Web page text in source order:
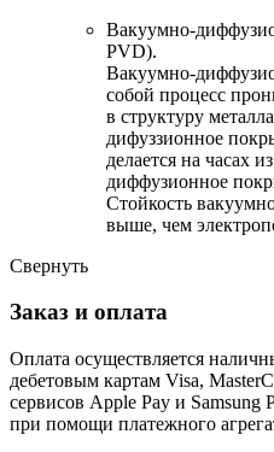
Вакуумно-
PVD).
Вакуумно-
собой процесс
в структуру
дифуззионное
делается на часах
диффузионное
Стойкость
выше, чем
Свернуть
Заказ и оплата
Оплата осуществляется
дебетовым картам Visa,
сервисов Apple Pay и Samsung
при помощи платежного